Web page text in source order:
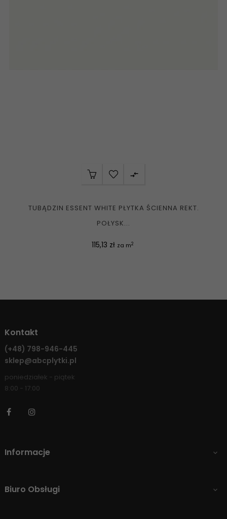

TUBĄDZIN ESSENT WHITE PŁYTKA ŚCIENNA REKT.
POŁYSK...
Cena
115,13 zł za m2
Kontakt
(+48) 798-946-445
sklep@abcplytki.pl
poniedziałek - piątek
8:00 - 17:00
Facebook
Informacje 
Biuro Obsługi 